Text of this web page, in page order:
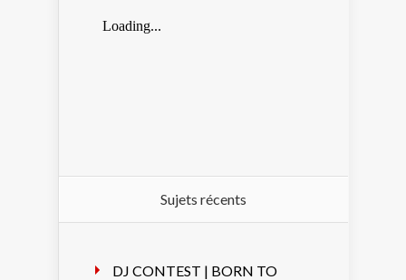
Sujets récents
DJ CONTEST | BORN TO